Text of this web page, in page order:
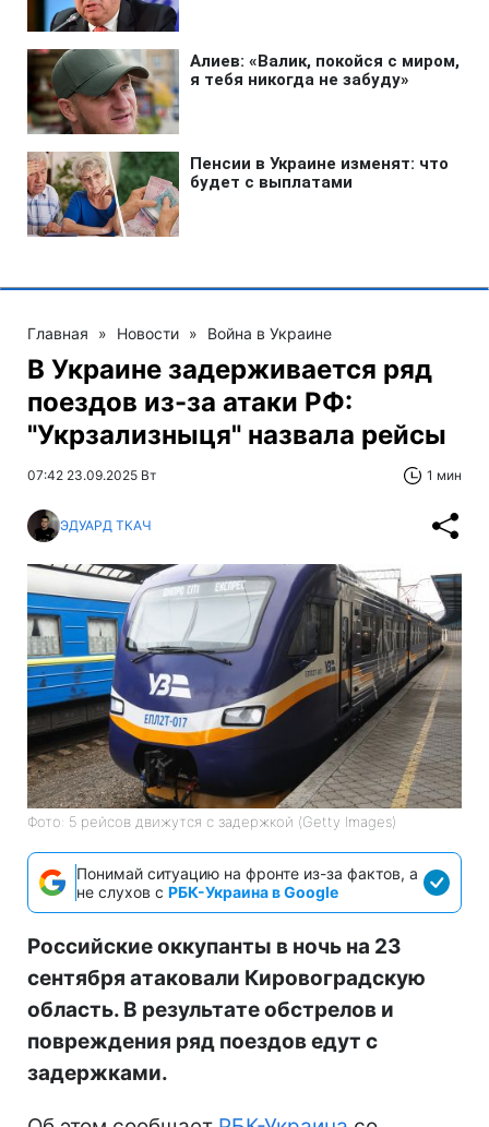
Главная » Новости » Война в Украине
В Украине задерживается ряд
поездов из-за атаки РФ:
"Укрзализныця" назвала рейсы
07:42 23.09.2025 Вт 1 мин
ЭДУАРД ТКАЧ
Фото: 5 рейсов движутся с задержкой (Getty Images)
Понимай ситуацию на фронте из-за фактов, а
не слухов с РБК-Украина в Google
Российские оккупанты в ночь на 23
сентября атаковали Кировоградскую
область. В результате обстрелов и
повреждения ряд поездов едут с
задержками.